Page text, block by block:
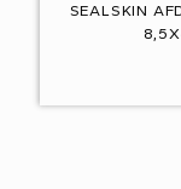
SEALSKIN